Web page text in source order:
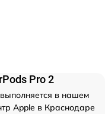
Pro 2
выполняется в нашем
Apple в Краснодаре